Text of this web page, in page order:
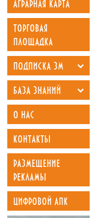
аграрная карта
торговая
площадка
подписка зм
база знаний
о нас
контакты
размещение
рекламы
цифровой апк